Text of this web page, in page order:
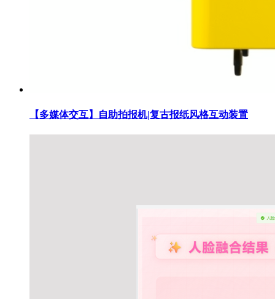
【多媒体交互】自助拍报机|复古报纸风格互动装置